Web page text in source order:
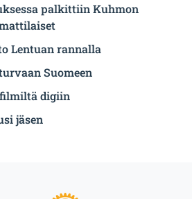
palkittiin Kuhmon
Lentuan rannalla
Suomeen
digiin
jäsen